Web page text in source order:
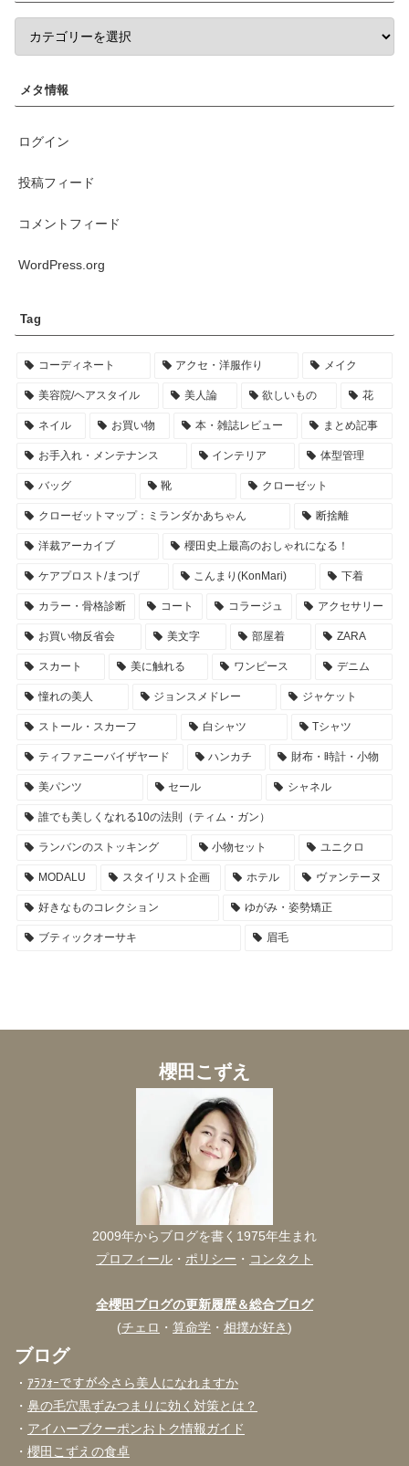
メタ情報
ログイン
投稿フィード
コメントフィード
WordPress.org
Tag
コーディネート アクセ・洋服作り メイク
美容院/ヘアスタイル 美人論 欲しいもの 花
ネイル お買い物 本・雑誌レビュー まとめ記事
お手入れ・メンテナンス インテリア 体型管理
バッグ 靴 クローゼット
クローゼットマップ：ミランダかあちゃん 断捨離
洋裁アーカイブ 櫻田史上最高のおしゃれになる！
ケアプロスト/まつげ こんまり(KonMari) 下着
カラー・骨格診断 コート コラージュ アクセサリー
お買い物反省会 美文字 部屋着 ZARA
スカート 美に触れる ワンピース デニム
憧れの美人 ジョンスメドレー ジャケット
ストール・スカーフ 白シャツ Tシャツ
ティファニーバイザヤード ハンカチ 財布・時計・小物
美パンツ セール シャネル
誰でも美しくなれる10の法則（ティム・ガン）
ランバンのストッキング 小物セット ユニクロ
MODALU スタイリスト企画 ホテル ヴァンテーヌ
好きなものコレクション ゆがみ・姿勢矯正
ブティックオーサキ 眉毛
櫻田こずえ
2009年からブログを書く1975年生まれ
プロフィール ・ ポリシー ・ コンタクト
全櫻田ブログの更新履歴＆総合ブログ
(チェロ ・ 算命学 ・ 相撲が好き)
ブログ
・ ｱﾗﾌｫｰですが今さら美人になれますか
・ 鼻の毛穴黒ずみつまりに効く対策とは？
・ アイハーブクーポンおトク情報ガイド
・ 櫻田こずえの食卓